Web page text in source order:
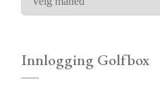
Innlogging Golfbox